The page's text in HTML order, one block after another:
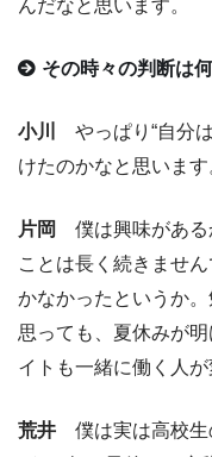
んだなと思います。
その時々の判断は
小川
やっぱり“自分
けたのかなと思います
片岡
僕は興味がある
ことは長く続きませ
かなかったというか
思っても、夏休みが
イトも一緒に働く人
荒井 僕は実は高校生